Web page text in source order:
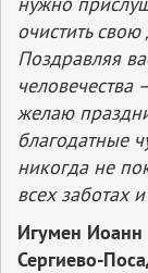
очистить
Поздравляя
желаю
благодатные
никогда не
всех заботах
Игумен Иоанн
Сергиево-